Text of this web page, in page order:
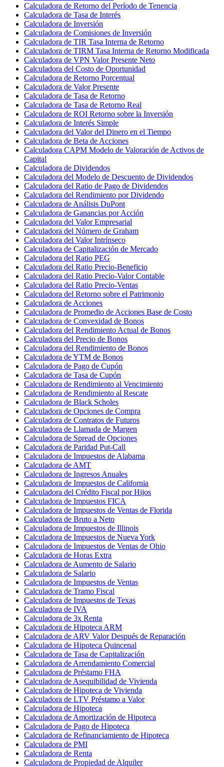
Calculadora de Retorno del Período de Tenencia
Calculadora de Tasa de Interés
Calculadora de Inversión
Calculadora de Comisiones de Inversión
Calculadora de TIR Tasa Interna de Retorno
Calculadora de TIRM Tasa Interna de Retorno Modificada
Calculadora de VPN Valor Presente Neto
Calculadora del Costo de Oportunidad
Calculadora de Retorno Porcentual
Calculadora de Valor Presente
Calculadora de Tasa de Retorno
Calculadora de Tasa de Retorno Real
Calculadora de ROI Retorno sobre la Inversión
Calculadora de Interés Simple
Calculadora del Valor del Dinero en el Tiempo
Calculadora de Beta de Acciones
Calculadora CAPM Modelo de Valoración de Activos de
Capital
Calculadora de Dividendos
Calculadora del Modelo de Descuento de Dividendos
Calculadora del Ratio de Pago de Dividendos
Calculadora del Rendimiento por Dividendo
Calculadora de Análisis DuPont
Calculadora de Ganancias por Acción
Calculadora del Valor Empresarial
Calculadora del Número de Graham
Calculadora del Valor Intrínseco
Calculadora de Capitalización de Mercado
Calculadora del Ratio PEG
Calculadora del Ratio Precio-Beneficio
Calculadora del Ratio Precio-Valor Contable
Calculadora del Ratio Precio-Ventas
Calculadora del Retorno sobre el Patrimonio
Calculadora de Acciones
Calculadora de Promedio de Acciones Base de Costo
Calculadora de Convexidad de Bonos
Calculadora del Rendimiento Actual de Bonos
Calculadora del Precio de Bonos
Calculadora del Rendimiento de Bonos
Calculadora de YTM de Bonos
Calculadora de Pago de Cupón
Calculadora de Tasa de Cupón
Calculadora de Rendimiento al Vencimiento
Calculadora de Rendimiento al Rescate
Calculadora de Black Scholes
Calculadora de Opciones de Compra
Calculadora de Contratos de Futuros
Calculadora de Llamada de Margen
Calculadora de Spread de Opciones
Calculadora de Paridad Put-Call
Calculadora de Impuestos de Alabama
Calculadora de AMT
Calculadora de Ingresos Anuales
Calculadora de Impuestos de California
Calculadora del Crédito Fiscal por Hijos
Calculadora de Impuestos FICA
Calculadora de Impuestos de Ventas de Florida
Calculadora de Bruto a Neto
Calculadora de Impuestos de Illinois
Calculadora de Impuestos de Nueva York
Calculadora de Impuestos de Ventas de Ohio
Calculadora de Horas Extra
Calculadora de Aumento de Salario
Calculadora de Salario
Calculadora de Impuestos de Ventas
Calculadora de Tramo Fiscal
Calculadora de Impuestos de Texas
Calculadora de IVA
Calculadora de 3x Renta
Calculadora de Hipoteca ARM
Calculadora de ARV Valor Después de Reparación
Calculadora de Hipoteca Quincenal
Calculadora de Tasa de Capitalización
Calculadora de Arrendamiento Comercial
Calculadora de Préstamo FHA
Calculadora de Asequibilidad de Vivienda
Calculadora de Hipoteca de Vivienda
Calculadora de LTV Préstamo a Valor
Calculadora de Hipoteca
Calculadora de Amortización de Hipoteca
Calculadora de Pago de Hipoteca
Calculadora de Refinanciamiento de Hipoteca
Calculadora de PMI
Calculadora de Renta
Calculadora de Propiedad de Alquiler